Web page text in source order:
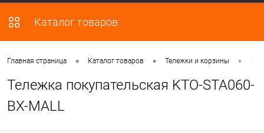
Каталог товаров
Главная страница • Каталог товаров • Тележки и корзины •
Тележка покупательская KTO-STA060-
BX-MALL